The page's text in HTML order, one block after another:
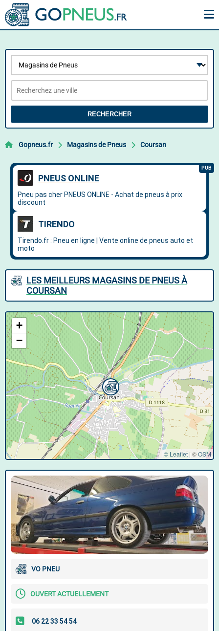
RECHERCHER
Gopneus.fr Magasins de Pneus Coursan
LES MEILLEURS MAGASINS DE PNEUS À
COURSAN
+
−
© Leaflet |©OSM
VO PNEU
OUVERT ACTUELLEMENT